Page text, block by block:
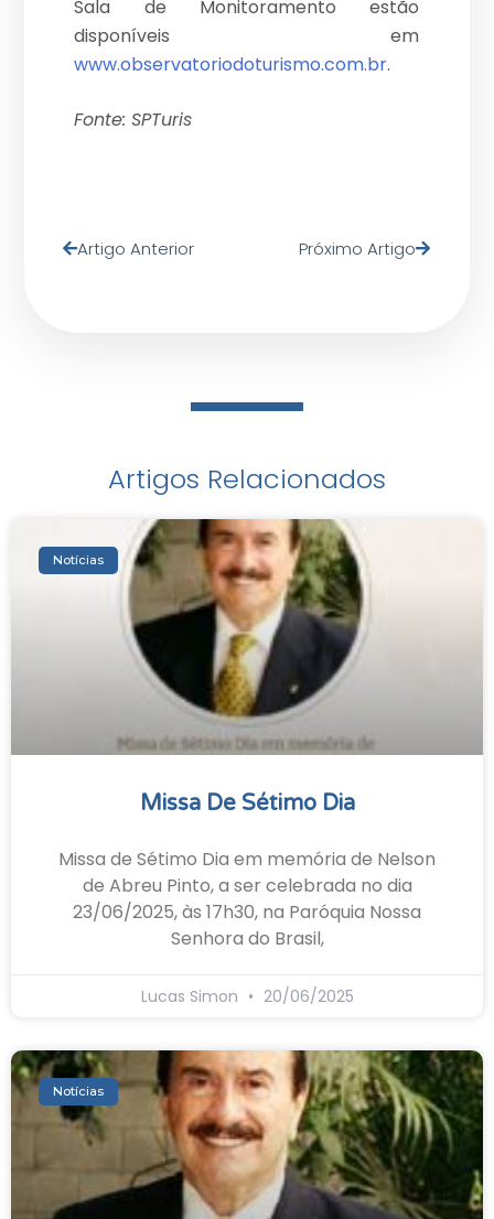
Sala de Monitoramento estão
disponíveis em
www.observatoriodoturismo.com.br.
Fonte: SPTuris
Artigo Anterior Próximo Artigo
Artigos Relacionados
Notícias
Missa De Sétimo Dia
Missa de Sétimo Dia em memória de Nelson
de Abreu Pinto, a ser celebrada no dia
23/06/2025, às 17h30, na Paróquia Nossa
Senhora do Brasil,
Lucas Simon 20/06/2025
Notícias